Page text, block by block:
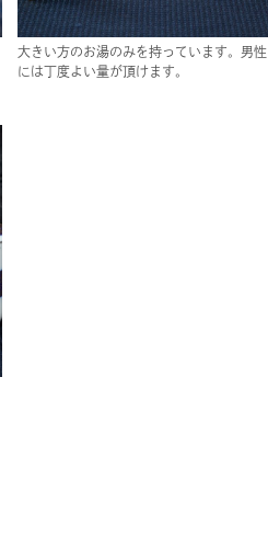
大きい方のお湯のみを持っています。男性
には丁度よい量が頂けます。